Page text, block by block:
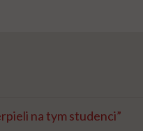
na tym studenci”